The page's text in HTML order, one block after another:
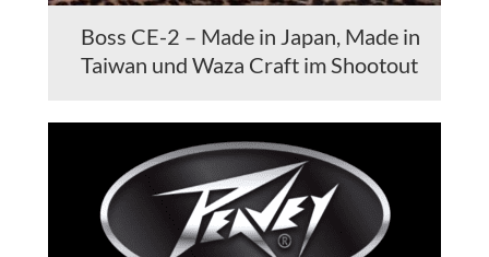
Boss CE-2 – Made in Japan, Made in
Taiwan und Waza Craft im Shootout